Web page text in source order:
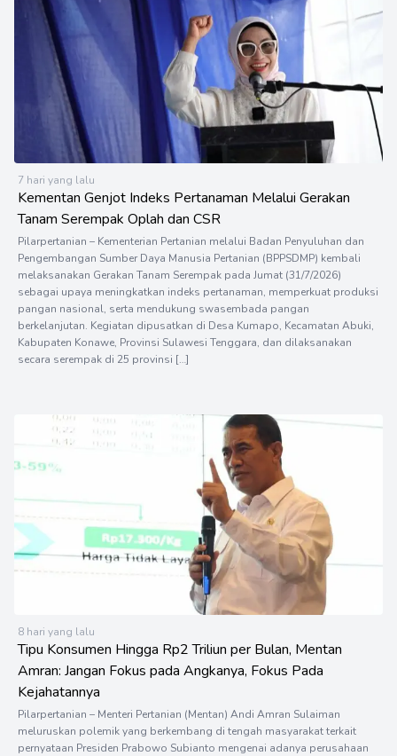
7 hari yang lalu
Kementan Genjot Indeks Pertanaman Melalui Gerakan
Tanam Serempak Oplah dan CSR
Pilarpertanian – Kementerian Pertanian melalui Badan Penyuluhan dan
Pengembangan Sumber Daya Manusia Pertanian (BPPSDMP) kembali
melaksanakan Gerakan Tanam Serempak pada Jumat (31/7/2026)
sebagai upaya meningkatkan indeks pertanaman, memperkuat produksi
pangan nasional, serta mendukung swasembada pangan
berkelanjutan. Kegiatan dipusatkan di Desa Kumapo, Kecamatan Abuki,
Kabupaten Konawe, Provinsi Sulawesi Tenggara, dan dilaksanakan
secara serempak di 25 provinsi […]
8 hari yang lalu
Tipu Konsumen Hingga Rp2 Triliun per Bulan, Mentan
Amran: Jangan Fokus pada Angkanya, Fokus Pada
Kejahatannya
Pilarpertanian – Menteri Pertanian (Mentan) Andi Amran Sulaiman
meluruskan polemik yang berkembang di tengah masyarakat terkait
pernyataan Presiden Prabowo Subianto mengenai adanya perusahaan